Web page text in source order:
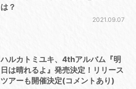
は？
2021.09.07
ハルカトミユキ、4thアルバム『明
日は晴れるよ』発売決定！リリース
ツアーも開催決定(コメントあり)